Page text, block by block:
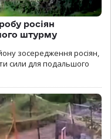
росіян
штурму
зосередження росіян,
сили для подальшого